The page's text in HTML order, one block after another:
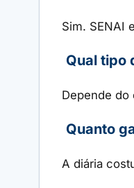
Sim. SENAI
Qual tipo
Depende do
Quanto
A diária